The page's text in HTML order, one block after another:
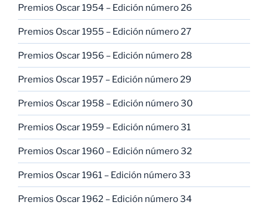
Premios Oscar 1954 – Edición número 26
Premios Oscar 1955 – Edición número 27
Premios Oscar 1956 – Edición número 28
Premios Oscar 1957 – Edición número 29
Premios Oscar 1958 – Edición número 30
Premios Oscar 1959 – Edición número 31
Premios Oscar 1960 – Edición número 32
Premios Oscar 1961 – Edición número 33
Premios Oscar 1962 – Edición número 34